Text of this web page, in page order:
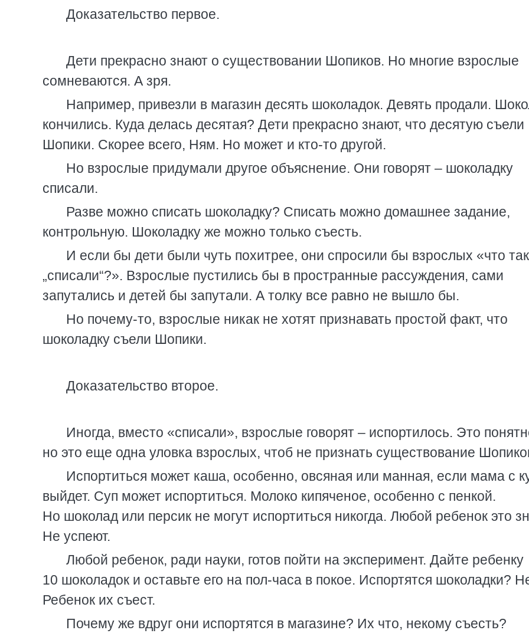
Доказательство первое.
Дети прекрасно знают о существовании Шопиков. Но многие взрослые
сомневаются. А зря.
Например, привезли в магазин десять шоколадок. Девять продали.
кончились. Куда делась десятая? Дети прекрасно знают, что десятую съели
Шопики. Скорее всего, Ням. Но может и кто-то другой.
Но взрослые придумали другое объяснение. Они говорят – шоколадку
списали.
Разве можно списать шоколадку? Списать можно домашнее задание,
контрольную. Шоколадку же можно только съесть.
И если бы дети были чуть похитрее, они спросили бы взрослых «что
„списали“?». Взрослые пустились бы в пространные рассуждения, сами
запутались и детей бы запутали. А толку все равно не вышло бы.
Но почему-то, взрослые никак не хотят признавать простой факт, что
шоколадку съели Шопики.
Доказательство второе.
Иногда, вместо «списали», взрослые говорят – испортилось. Это
но это еще одна уловка взрослых, чтоб не признать существование
Испортиться может каша, особенно, овсяная или манная, если мама с
выйдет. Суп может испортиться. Молоко кипяченое, особенно с пенкой.
Но шоколад или персик не могут испортиться никогда. Любой ребенок это
Не успеют.
Любой ребенок, ради науки, готов пойти на эксперимент. Дайте ребенку
10 шоколадок и оставьте его на пол-часа в покое. Испортятся шоколадки?
Ребенок их съест.
Почему же вдруг они испортятся в магазине? Их что, некому съесть?